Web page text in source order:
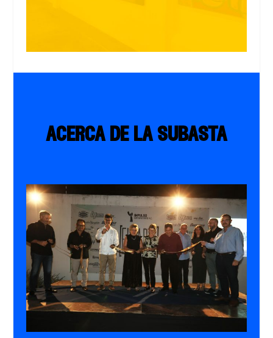
acerca de la subasta